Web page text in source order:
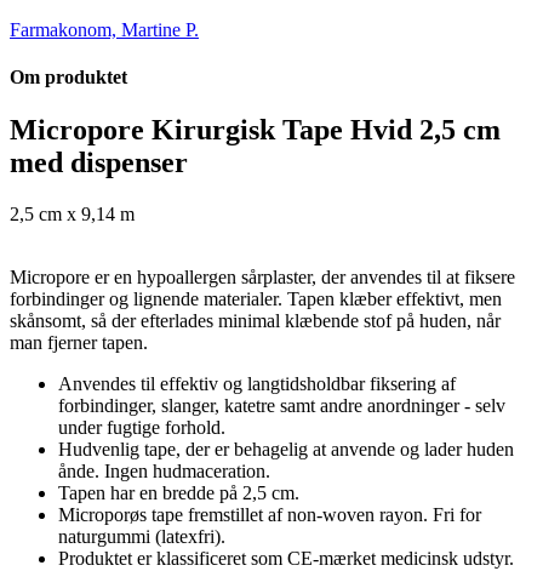
Farmakonom, Martine P.
Om produktet
Micropore Kirurgisk Tape Hvid 2,5 cm
med dispenser
2,5 cm x 9,14 m
Micropore er en hypoallergen sårplaster, der anvendes til at fiksere
forbindinger og lignende materialer. Tapen klæber effektivt, men
skånsomt, så der efterlades minimal klæbende stof på huden, når
man fjerner tapen.
Anvendes til effektiv og langtidsholdbar fiksering af
forbindinger, slanger, katetre samt andre anordninger - selv
under fugtige forhold.
Hudvenlig tape, der er behagelig at anvende og lader huden
ånde. Ingen hudmaceration.
Tapen har en bredde på 2,5 cm.
Microporøs tape fremstillet af non-woven rayon. Fri for
naturgummi (latexfri).
Produktet er klassificeret som CE-mærket medicinsk udstyr.